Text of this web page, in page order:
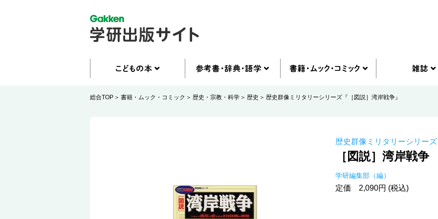
総合TOP 書籍・ムック・コミック 歴史・宗教・科学 歴史 歴史群像ミリタリーシリーズ『［図説］湾岸戦争』
歴史群像ミリタリーシリーズ
［図説］湾岸戦争
学研編集部（編）
定価 2,090円 (税込)